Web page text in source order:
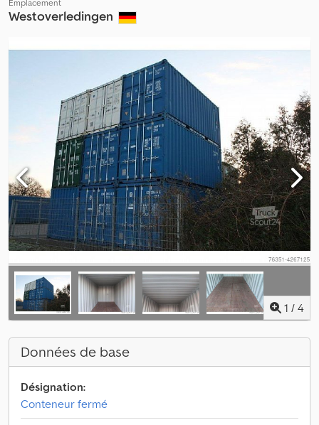
Emplacement
Westoverledingen
1 / 4
Données de base
Désignation:
Conteneur fermé